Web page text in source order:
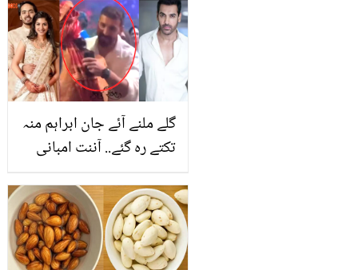
گلے ملنے آئے جان ابراہم منہ
تکتے رہ گئے.. آننت امبانی
افسوس کرنے لگے